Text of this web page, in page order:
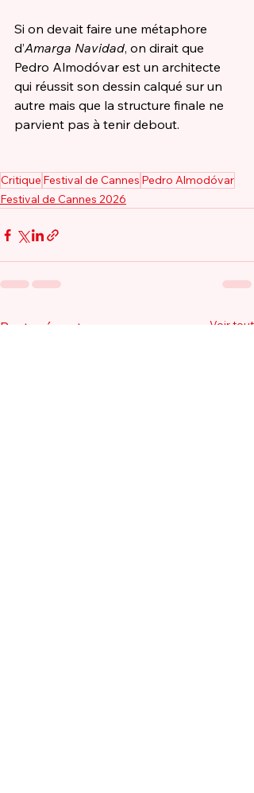
Si on devait faire une métaphore
d’Amarga Navidad, on dirait que
Pedro Almodóvar est un architecte
qui réussit son dessin calqué sur un
autre mais que la structure finale ne
parvient pas à tenir debout.
Critique Festival de Cannes Pedro Almodóvar
Festival de Cannes 2026
Posts récents Voir tout